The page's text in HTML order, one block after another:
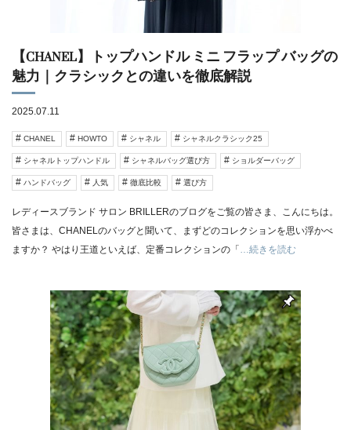
【CHANEL】トップハンドル ミニ フラップ バッグの
魅力｜クラシックとの違いを徹底解説
2025.07.11
CHANEL HOWTO シャネル シャネルクラシック25
シャネルトップハンドル シャネルバッグ選び方 ショルダーバッグ
ハンドバッグ 人気 徹底比較 選び方
レディースブランド サロン BRILLERのブログをご覧の皆さま、こんにちは。
皆さまは、CHANELのバッグと聞いて、まずどのコレクションを思い浮かべ
ますか？ やはり王道といえば、定番コレクションの「 …続きを読む